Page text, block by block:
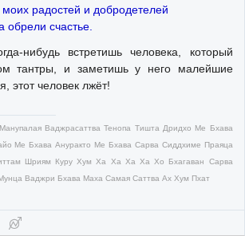
радостей и добродетелей
обрели счастье.
нибудь встретишь человека, который
тантры, и заметишь у него малейшие
этот человек лжёт!
Ваджрасаттва Тенопа Тишта Дридхо Ме Бхава
Ме Бхава Ануракто Ме Бхава Сарва Сиддхиме Праяца
Шриям Куру Хум Ха Ха Ха Ха Хо Бхагаван Сарва
Ваджри Бхава Маха Самая Саттва Ах Хум Пхат